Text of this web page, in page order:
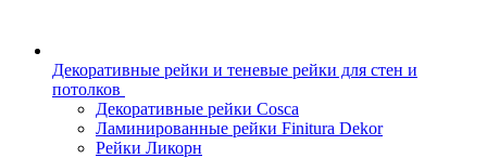
Декоративные рейки и теневые рейки для стен и
потолков
Декоративные рейки Cosca
Ламинированные рейки Finitura Dekor
Рейки Ликорн